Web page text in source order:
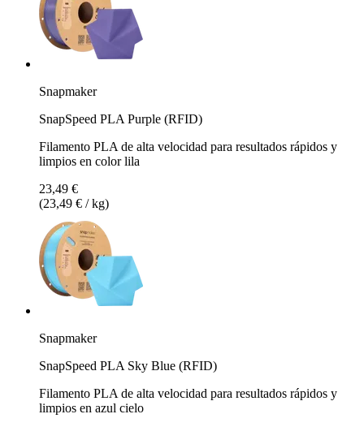
Snapmaker
SnapSpeed PLA Purple (RFID)
Filamento PLA de alta velocidad para resultados rápidos y
limpios en color lila
23,49 €
(23,49 € / kg)
Snapmaker
SnapSpeed PLA Sky Blue (RFID)
Filamento PLA de alta velocidad para resultados rápidos y
limpios en azul cielo